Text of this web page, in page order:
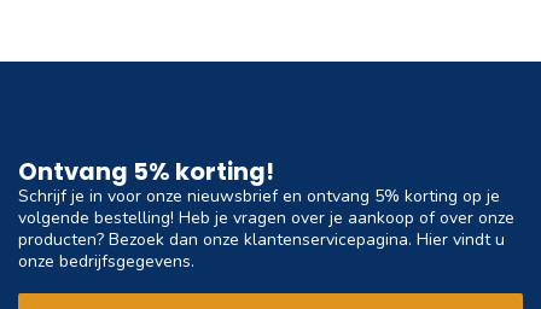
Ontvang 5% korting!
Schrijf je in voor onze nieuwsbrief en ontvang 5% korting op je
volgende bestelling! Heb je vragen over je aankoop of over onze
producten? Bezoek dan onze klantenservicepagina. Hier vindt u
onze bedrijfsgegevens.